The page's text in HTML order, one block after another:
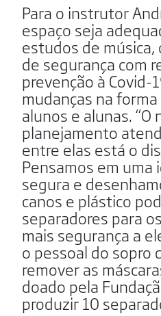
Para o instrutor
espaço seja
estudos de
de segurança com
prevenção à Covid-
mudanças na
alunos e alunas. “O
planejamento
entre elas está o
Pensamos em uma
segura e
canos e plástico
separadores para
mais segurança a
o pessoal do sopro
remover as
doado pela
produzir 10